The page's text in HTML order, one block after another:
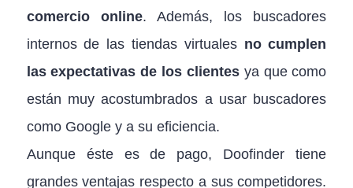
comercio online. Además, los buscadores
internos de las tiendas virtuales no cumplen
las expectativas de los clientesya que como
están muy acostumbrados a usar buscadores
como Google y a su eficiencia.
Aunque éste es de pago, Doofinder tiene
grandes ventajas respecto a sus competidores.